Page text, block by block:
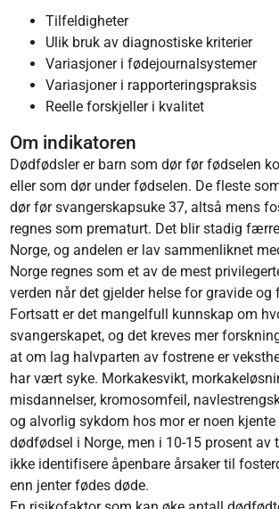
Tilfeldigheter
Ulik bruk av diagnostiske kriterier
Variasjoner i fødejournalsystemer
Variasjoner i rapporteringspraksis
Reelle forskjeller i kvalitet
Om indikatoren
Dødfødsler er barn som dør før fødselen
eller som dør under fødselen. De fleste
dør før svangerskapsuke 37, altså mens
regnes som prematurt. Det blir stadig
Norge, og andelen er lav sammenliknet
Norge regnes som et av de mest
verden når det gjelder helse for gravide og
Fortsatt er det mangelfull kunnskap om
svangerskapet, og det kreves mer
at om lag halvparten av fostrene er
har vært syke. Morkakesvikt,
misdannelser, kromosomfeil,
og alvorlig sykdom hos mor er noen kjente
dødfødsel i Norge, men i 10-15 prosent av
ikke identifisere åpenbare årsaker til
enn jenter fødes døde.